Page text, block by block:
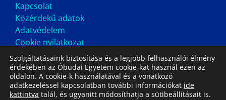
Kapcsolat
Közérdekű adatok
Adatvédelem
Cookie nyilatkozat
Szolgáltatásaink biztosítása és a legjobb felhasználói élmény
érdekében az Óbudai Egyetem cookie-kat használ ezen az
oldalon. A cookie-k használatával és a vonatkozó
adatkezeléssel kapcsolatban további információkat ide
kattintva talál, és ugyanitt módosíthatja a sütibeállításait is.